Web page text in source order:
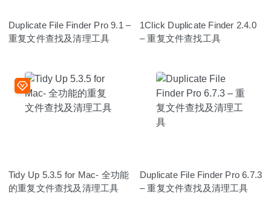
Duplicate File Finder Pro 9.1 –
重复文件查找及清理工具
1Click Duplicate Finder 2.4.0
– 重复文件查找工具
Tidy Up 5.3.5 for Mac- 全功能
的重复文件查找及清理工具
Duplicate File Finder Pro 6.7.3
– 重复文件查找及清理工具